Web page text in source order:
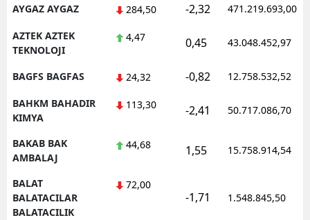
AYGAZ AYGAZ 284,50 -2,32 471.219.693,00
AZTEK AZTEK
TEKNOLOJI
4,47 0,45 43.048.452,97
BAGFS BAGFAS 24,32 -0,82 12.758.532,52
BAHKM BAHADIR
KIMYA
113,30 -2,41 50.717.086,70
BAKAB BAK
AMBALAJ
44,68 1,55 15.758.914,54
BALAT
BALATACILAR
BALATACILIK
72,00
-1,71 1.548.845,50